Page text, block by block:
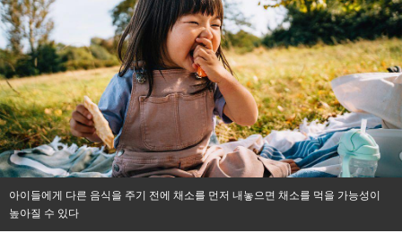
아이들에게 다른 음식을 주기 전에 채소를 먼저 내놓으면 채소를 먹을 가능성이
높아질 수 있다